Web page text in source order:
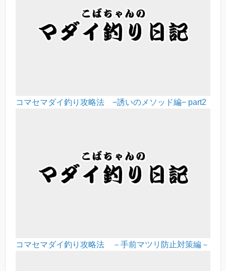
コマセマダイ釣り攻略法 −誘いのメソッド編− part2
コマセマダイ釣り攻略法 －手前マツリ防止対策編－